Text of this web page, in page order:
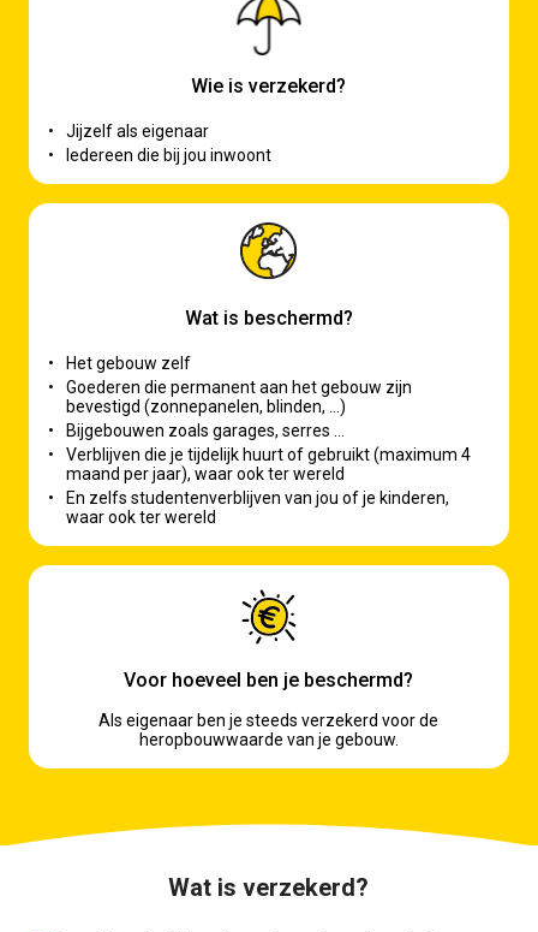
Wie is verzekerd?
•
Jijzelf als eigenaar
•
Iedereen die bij jou inwoont
Wat is beschermd?
•
Het gebouw zelf
•
Goederen die permanent aan het gebouw zijn
bevestigd (zonnepanelen, blinden, …)
•
Bijgebouwen zoals garages, serres …
•
Verblijven die je tijdelijk huurt of gebruikt (maximum 4
maand per jaar), waar ook ter wereld
•
En zelfs studentenverblijven van jou of je kinderen,
waar ook ter wereld
Voor hoeveel ben je beschermd?
Als eigenaar ben je steeds verzekerd voor de
heropbouwwaarde van je gebouw.
Wat is verzekerd?